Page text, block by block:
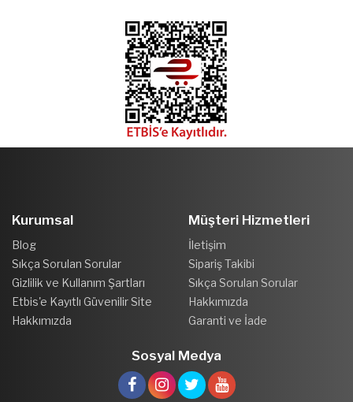
Kurumsal
Blog
Sıkça Sorulan Sorular
Gizlilik ve Kullanım Şartları
Etbis'e Kayıtlı Güvenilir Site
Hakkımızda
Müşteri Hizmetleri
İletişim
Sipariş Takibi
Sıkça Sorulan Sorular
Hakkımızda
Garanti ve İade
Sosyal Medya